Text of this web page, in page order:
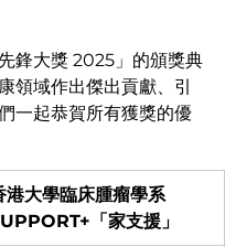
鋒大獎 2025」的頒獎典
領域作出傑出貢獻、引
一起恭賀所有獲獎的優
港大學臨床腫瘤學系
「家支援」